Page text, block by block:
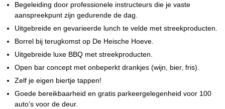
Begeleiding door professionele instructeurs die je vaste
aanspreekpunt zijn gedurende de dag.
Uitgebreide en gevarieerde lunch te velde met streekproducten.
Borrel bij terugkomst op De Heische Hoeve.
Uitgebreide luxe BBQ met streekproducten.
Open bar concept met onbeperkt drankjes (wijn, bier, fris).
Zelf je eigen biertje tappen!
Goede bereikbaarheid en gratis parkeergelegenheid voor 100
auto's voor de deur.